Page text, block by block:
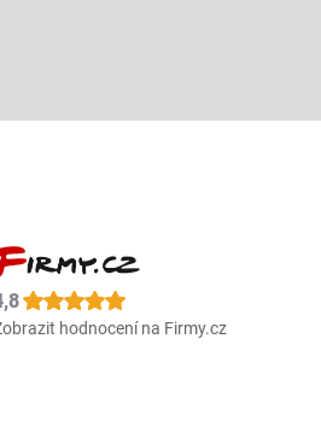
hodnocení na Firmy.cz